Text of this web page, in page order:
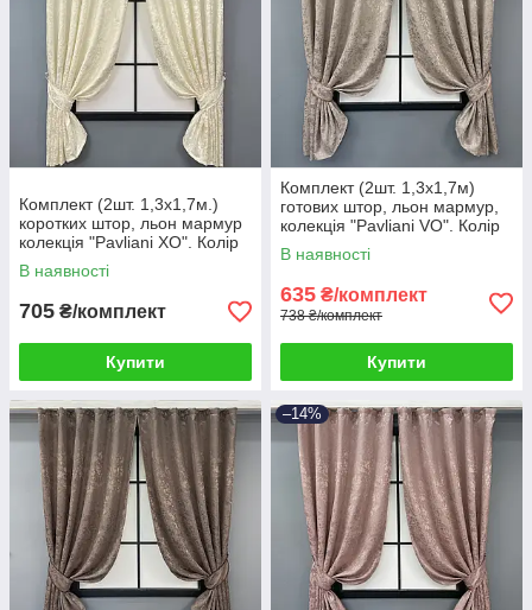
Комплект (2шт. 1,3х1,7м.)
коротких штор, льон мармур
колекція "Pavliani ХО". Колір
молочний. Код 1908ш 35-
0411
В наявності
705 ₴/комплект
Купити
Комплект (2шт. 1,3х1,7м)
готових штор, льон мармур,
колекція "Pavliani VO". Колір
сіро-бежевий. Код 1717ш 35-
0343
В наявності
635 ₴/комплект
738 ₴/комплект
Купити
–14%